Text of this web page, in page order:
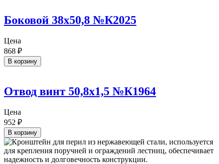
Боковой 38х50,8 №К2025
Цена
868 ₽
В корзину
Отвод винт 50,8х1,5 №К1964
Цена
952 ₽
В корзину